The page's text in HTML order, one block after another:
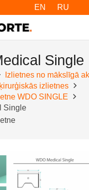
EN RU
Single
Izlietnes no mākslīgā
izlietnes
WDO SINGLE
Single